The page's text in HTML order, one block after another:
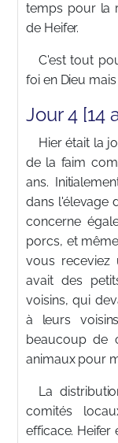
temps pour la
de Heifer.
C'est tout
foi en Dieu
Jour 4 [14
Hier était la
de la faim
ans.
dans l'élevage
concerne
porcs, et
vous receviez
avait des
voisins, qui
à leurs
beaucoup de
animaux pour
La
comités
efficace. Heifer